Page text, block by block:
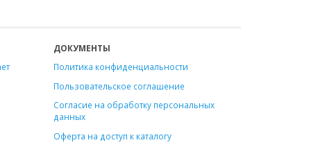
ДОКУМЕНТЫ
Политика конфиденциальности
Пользовательское соглашение
Согласие на обработку персональных
данных
Оферта на доступ к каталогу